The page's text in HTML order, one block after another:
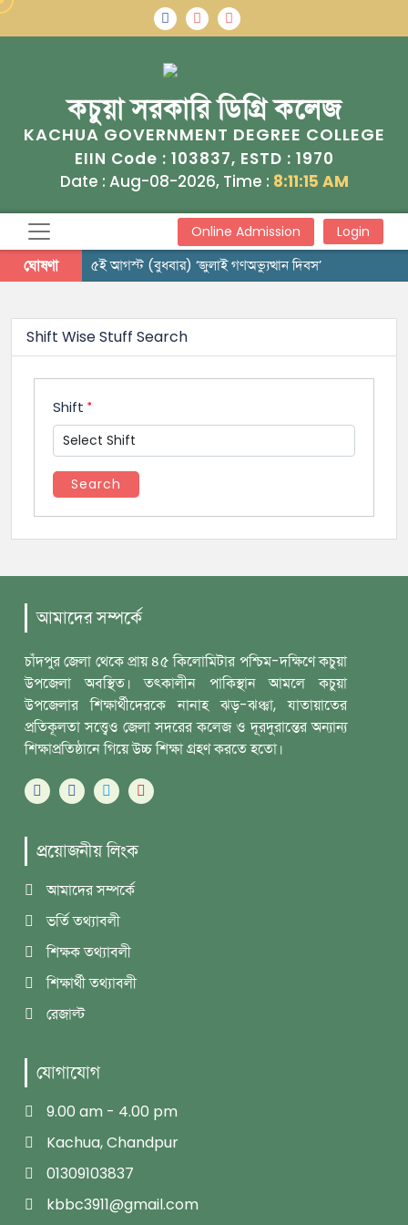
কচুয়া সরকারি ডিগ্রি কলেজ
KACHUA GOVERNMENT DEGREE COLLEGE
EIIN Code : 103837, ESTD : 1970
Date : Aug-08-2026, Time : 8:11:16 AM
Online Admission Login
ঘোষণা ৫ই আগস্ট (বুধবার) ‘জুলাই গণঅভ্যুত্থান দিবস’
Shift Wise Stuff Search
Shift
Search
আমাদের সম্পর্কে
চাঁদপুর জেলা থেকে প্রায় ৪৫ কিলোমিটার পশ্চিম-দক্ষিণে কচুয়া
উপজেলা অবস্থিত। তৎকালীন পাকিস্থান আমলে কচুয়া
উপজেলার শিক্ষার্থীদেরকে নানাহ ঝড়-ঝঞ্ঝা, যাতায়াতের
প্রতিকূলতা সত্ত্বেও জেলা সদরের কলেজ ও দূরদুরান্তের অন্যান্য
শিক্ষাপ্রতিষ্ঠানে গিয়ে উচ্চ শিক্ষা গ্রহণ করতে হতো।
প্রয়োজনীয় লিংক
আমাদের সম্পর্কে
ভর্তি তথ্যাবলী
শিক্ষক তথ্যাবলী
শিক্ষার্থী তথ্যাবলী
রেজাল্ট
যোগাযোগ
9.00 am - 4.00 pm
Kachua, Chandpur
01309103837
kbbc3911@gmail.com